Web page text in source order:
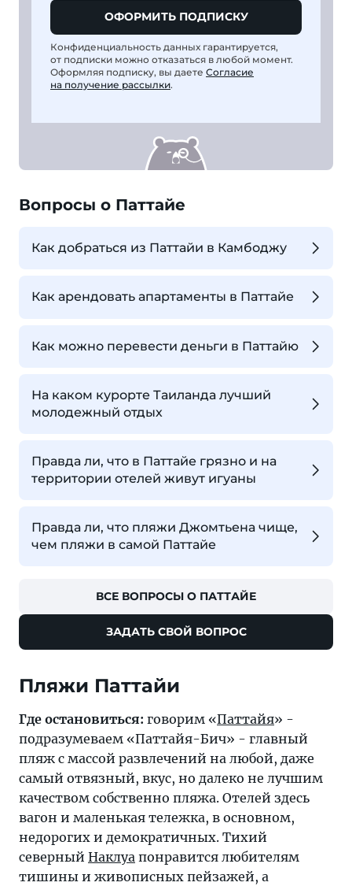
ОФОРМИТЬ ПОДПИСКУ
Конфиденциальность данных гарантируется,
от подписки можно отказаться в любой момент.
Оформляя подписку, вы даете Согласие
на получение рассылки.
Вопросы о Паттайе
Как добраться из Паттайи в Камбоджу
Как арендовать апартаменты в Паттайе
Как можно перевести деньги в Паттайю
На каком курорте Таиланда лучший
молодежный отдых
Правда ли, что в Паттайе грязно и на
территории отелей живут игуаны
Правда ли, что пляжи Джомтьена чище,
чем пляжи в самой Паттайе
ВСЕ ВОПРОСЫ О ПАТТАЙЕ
ЗАДАТЬ СВОЙ ВОПРОС
Где остановиться: говорим «Паттайя» -
подразумеваем «Паттайя-Бич» - главный
пляж с массой развлечений на любой, даже
самый отвязный, вкус, но далеко не лучшим
качеством собственно пляжа. Отелей здесь
вагон и маленькая тележка, в основном,
недорогих и демократичных. Тихий
северный Наклуа понравится любителям
тишины и живописных пейзажей, а